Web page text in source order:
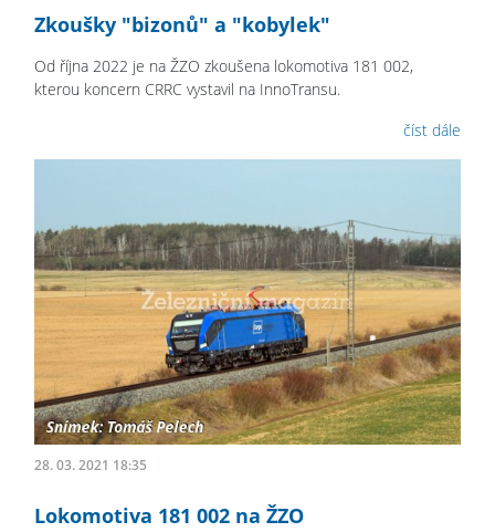
Zkoušky "bizonů" a "kobylek"
Od října 2022 je na ŽZO zkoušena lokomotiva 181 002,
kterou koncern CRRC vystavil na InnoTransu.
číst dále
28. 03. 2021 18:35
Lokomotiva 181 002 na ŽZO